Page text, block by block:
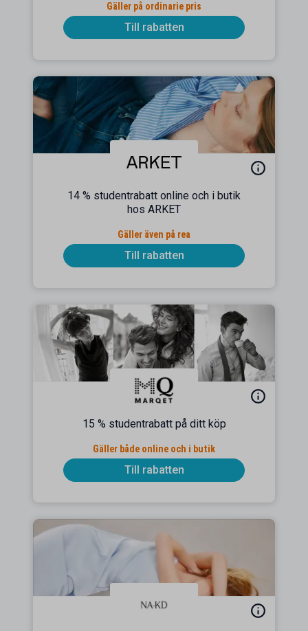
Gäller på ordinarie pris
Till rabatten
14 % studentrabatt online och i butik
hos ARKET
Gäller även på rea
Till rabatten
15 % studentrabatt på ditt köp
Gäller både online och i butik
Till rabatten